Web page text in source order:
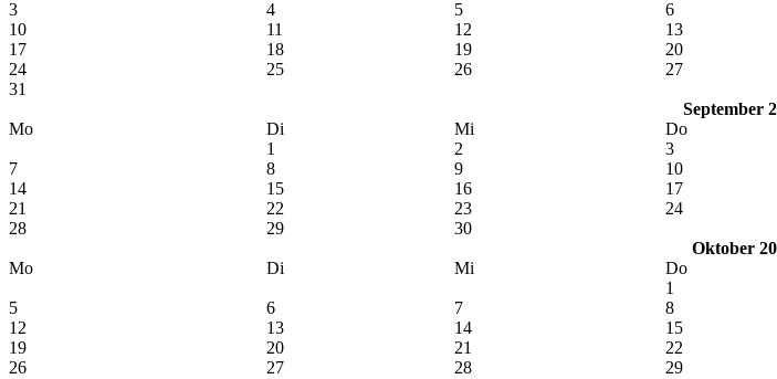
3
4 5 6
10
11 12 13
17
18 19 20
24
25 26 27
31
September
Mo
Di Mi Do
1
2 3
7
8 9 10
14
15 16 17
21
22 23 24
28
29
30
Oktober
Mo
Di Mi Do
1
5
6 7 8
12
13 14 15
19
20 21 22
26
27 28 29